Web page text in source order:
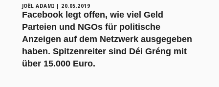
JOËL ADAMI | 20.05.2019
Facebook legt offen, wie viel Geld
Parteien und NGOs für politische
Anzeigen auf dem Netzwerk ausgegeben
haben. Spitzenreiter sind Déi Gréng mit
über 15.000 Euro.